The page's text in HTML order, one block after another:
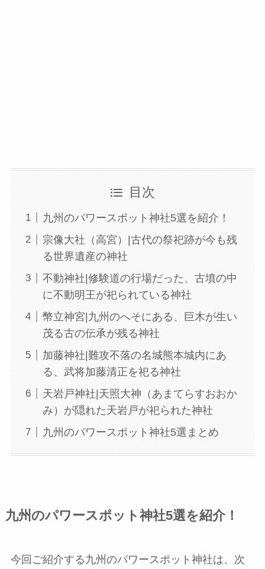
目次
九州のパワースポット神社5選を紹介！
宗像大社（高宮）|古代の祭祀跡が今も残
る世界遺産の神社
不動神社|修験道の行場だった、古墳の中
に不動明王が祀られている神社
幣立神宮|九州のへそにある、巨木が生い
茂る古の伝承が残る神社
加藤神社|難攻不落の名城熊本城内にあ
る、武将加藤清正を祀る神社
天岩戸神社|天照大神（あまてらすおおか
み）が隠れた天岩戸が祀られた神社
九州のパワースポット神社5選まとめ
九州のパワースポット神社5選を紹介！
今回ご紹介する九州のパワースポット神社は、次